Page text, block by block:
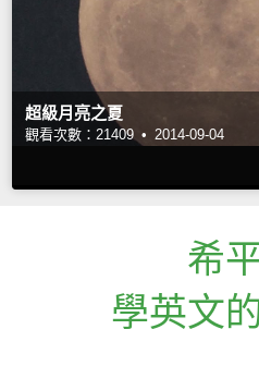
超級月亮之夏
觀看次數：21409 • 2014-09-04
希
學英文